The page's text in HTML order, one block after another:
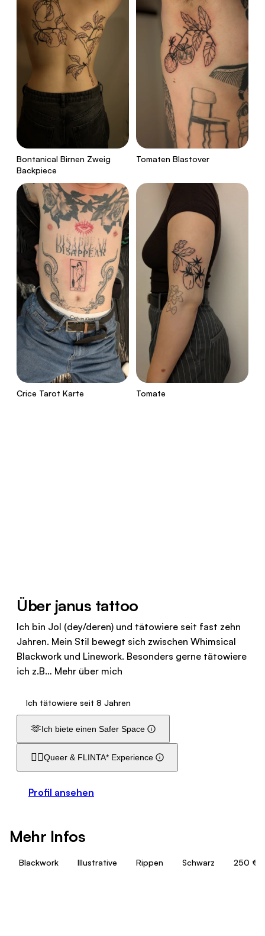
Bontanical Birnen Zweig
Backpiece
Tomaten Blastover
Crice Tarot Karte Tomate
Über janus tattoo
Ich bin Jol (dey/deren) und tätowiere seit fast zehn
Jahren. Mein Stil bewegt sich zwischen Whimsical
Blackwork und Linework. Besonders gerne tätowiere
ich z.B… Mehr über mich
Ich tätowiere seit 8 Jahren
🫶Ich biete einen Safer Space
🏳️‍🌈Queer & FLINTA* Experience
Profil ansehen
Mehr Infos
Blackwork Illustrative Rippen Schwarz 250 €